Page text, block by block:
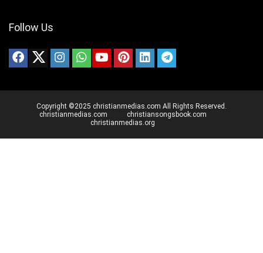
Follow Us
Copyright ©2025 christianmedias.com All Rights Reserved.
christianmedias.com
christiansongsbook.com
christianmedias.org